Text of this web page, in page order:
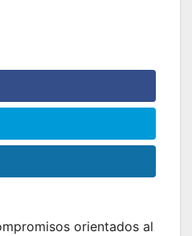
orientados al